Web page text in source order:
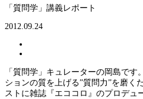
「質問学」講義レポート
2012.09.24
「質問学」キュレーターの岡島で
ションの質を上げる”質問力”を磨く
ストに雑誌『エココロ』のプロデュ